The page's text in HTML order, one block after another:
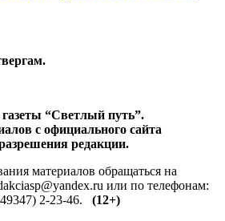
“Светлый путь”.
с официального сайта
редакции.
материалов обращаться на
или по телефонам:
2-23-46. (12+)